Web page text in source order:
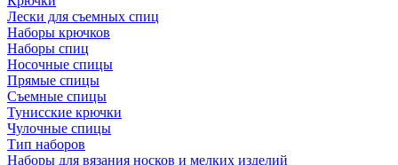
Лески для съемных спиц
Наборы крючков
Наборы спиц
Носочные спицы
Прямые спицы
Съемные спицы
Тунисские крючки
Чулочные спицы
Тип наборов
Наборы для вязания носков и мелких изделий